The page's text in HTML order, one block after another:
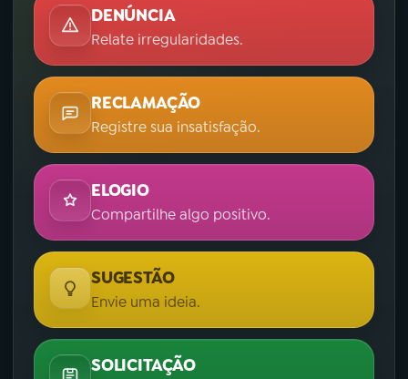
DENÚNCIA
Relate irregularidades.
RECLAMAÇÃO
Registre sua insatisfação.
ELOGIO
Compartilhe algo positivo.
SUGESTÃO
Envie uma ideia.
SOLICITAÇÃO